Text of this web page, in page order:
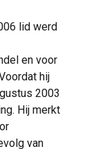
lid werd
en voor
hij
2003
Hij merkt
van